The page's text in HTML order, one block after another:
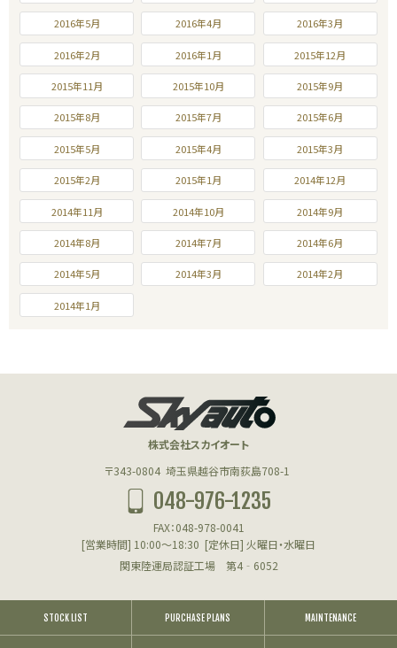
2016年5月 2016年4月 2016年3月
2016年2月 2016年1月 2015年12月
2015年11月 2015年10月 2015年9月
2015年8月 2015年7月 2015年6月
2015年5月 2015年4月 2015年3月
2015年2月 2015年1月 2014年12月
2014年11月 2014年10月 2014年9月
2014年8月 2014年7月 2014年6月
2014年5月 2014年3月 2014年2月
2014年1月
株式会社スカイオート
〒343-0804 埼玉県越谷市南荻島708-1
048-976-1235
FAX：048-978-0041
[営業時間] 10:00～18:30 [定休日] 火曜日・水曜日
関東陸運局認証工場 第4‐6052
STOCK LIST PURCHASE PLANS MAINTENANCE